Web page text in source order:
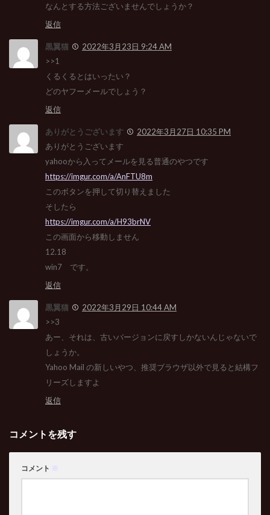
なんとする方法ございませんでしょうか？
返信
黒翼猫
2022年3月23日 9:24 AM
>>1
くるくるとはいったい？
どのヤフーメールでしょう？
返信
ありがとうございます
2022年3月27日 10:35 PM
ありがとうございます
yahooから入ってメールを見る普通のやつです
https://imgur.com/a/AnFTU8m
このボタンを押して切り替えました
そしたら
https://imgur.com/a/H93brNV
この画面から移動しません
12.18
win7 です。
返信
黒翼猫
2022年3月29日 10:44 AM
>>3
あー、それは、古いバージョンに戻すしかないんじゃないで
しょうか。
Yahoo Mail の新しいやつ、推奨ブラウザ以外で見ると結構フ
リーズしますよ
返信
コメントを残す
コメント ※